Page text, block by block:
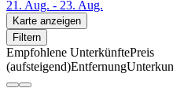
21. Aug. - 23. Aug.
Karte anzeigen
Filtern
Empfohlene UnterkünftePreis
(aufsteigend)Entfernung